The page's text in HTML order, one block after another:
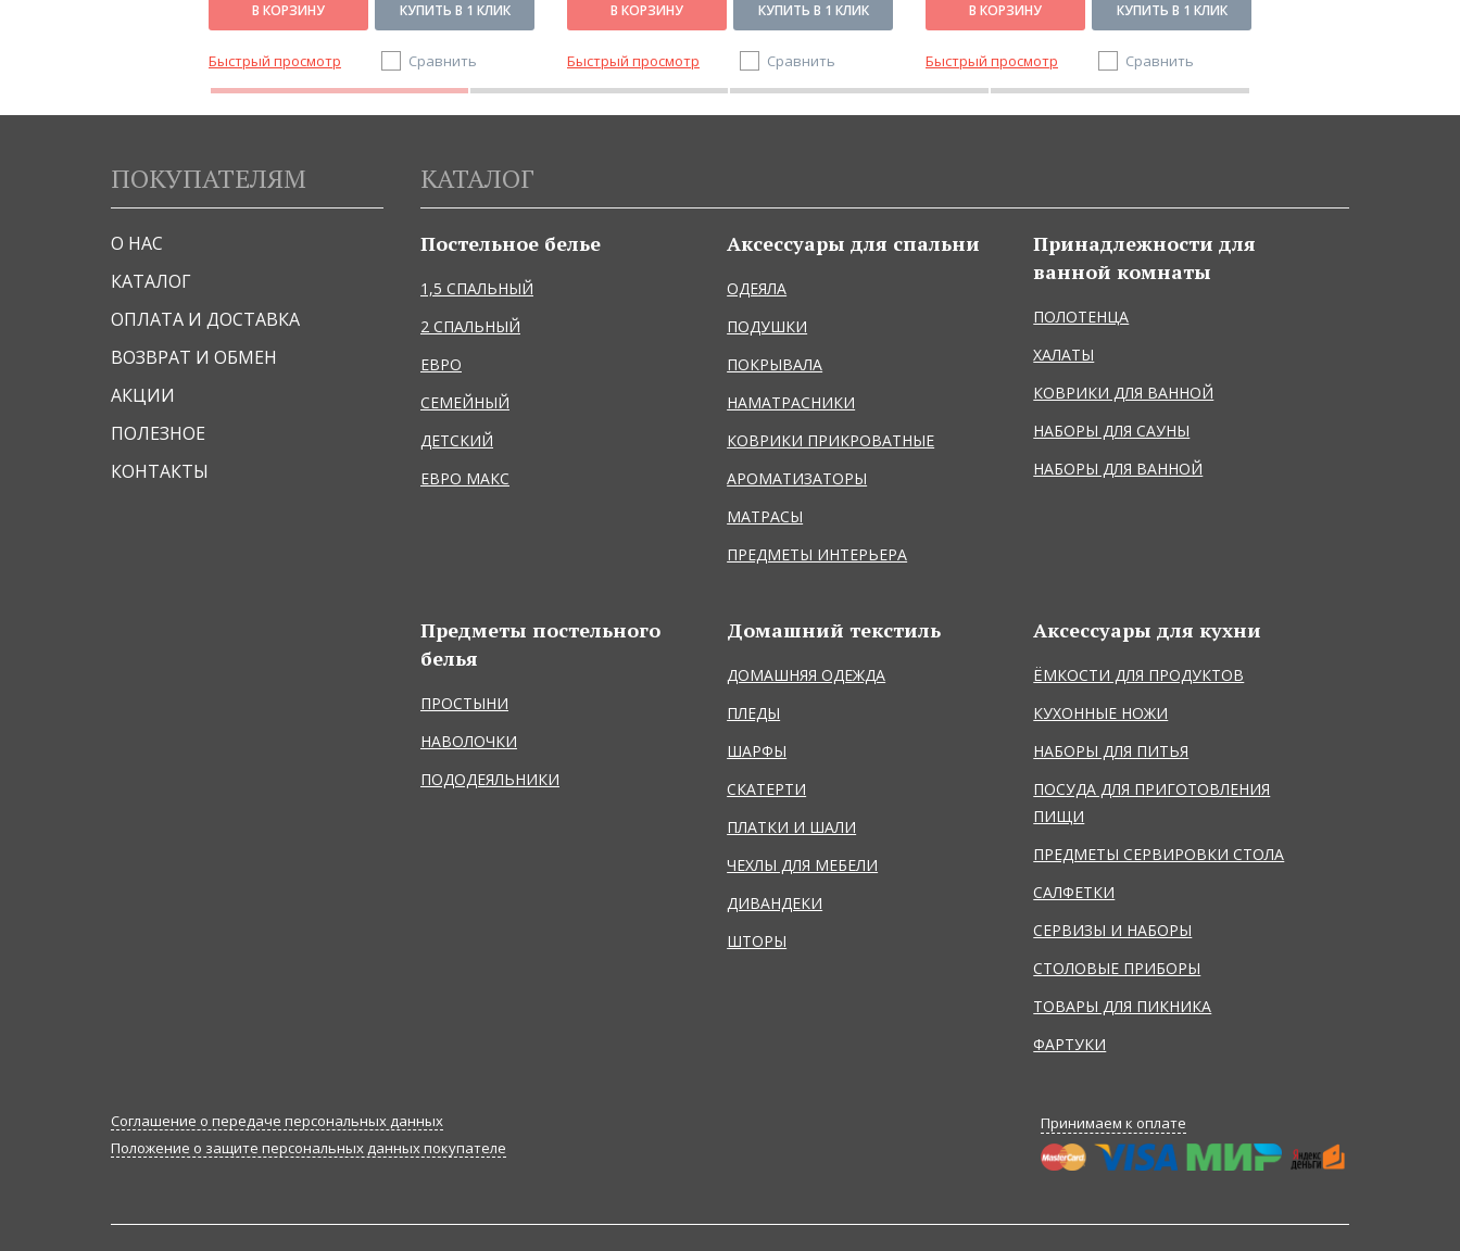
В КОРЗИНУ КУПИТЬ В 1 КЛИК
Быстрый просмотр Сравнить
В КОРЗИНУ КУПИТЬ В 1 КЛИК
Быстрый просмотр Сравнить
В КОРЗИНУ КУПИТЬ В 1 КЛИК
Быстрый просмотр Сравнить
ПОКУПАТЕЛЯМ
О НАС
КАТАЛОГ
ОПЛАТА И ДОСТАВКА
ВОЗВРАТ И ОБМЕН
АКЦИИ
ПОЛЕЗНОЕ
КОНТАКТЫ
КАТАЛОГ
Постельное белье
1,5 СПАЛЬНЫЙ
2 СПАЛЬНЫЙ
ЕВРО
СЕМЕЙНЫЙ
ДЕТСКИЙ
ЕВРО МАКС
Аксессуары для спальни
ОДЕЯЛА
ПОДУШКИ
ПОКРЫВАЛА
НАМАТРАСНИКИ
КОВРИКИ ПРИКРОВАТНЫЕ
АРОМАТИЗАТОРЫ
МАТРАСЫ
ПРЕДМЕТЫ ИНТЕРЬЕРА
Принадлежности для
ванной комнаты
ПОЛОТЕНЦА
ХАЛАТЫ
КОВРИКИ ДЛЯ ВАННОЙ
НАБОРЫ ДЛЯ САУНЫ
НАБОРЫ ДЛЯ ВАННОЙ
Предметы постельного
белья
ПРОСТЫНИ
НАВОЛОЧКИ
ПОДОДЕЯЛЬНИКИ
Домашний текстиль
ДОМАШНЯЯ ОДЕЖДА
ПЛЕДЫ
ШАРФЫ
СКАТЕРТИ
ПЛАТКИ И ШАЛИ
ЧЕХЛЫ ДЛЯ МЕБЕЛИ
ДИВАНДЕКИ
ШТОРЫ
Аксессуары для кухни
ЁМКОСТИ ДЛЯ ПРОДУКТОВ
КУХОННЫЕ НОЖИ
НАБОРЫ ДЛЯ ПИТЬЯ
ПОСУДА ДЛЯ ПРИГОТОВЛЕНИЯ
ПИЩИ
ПРЕДМЕТЫ СЕРВИРОВКИ СТОЛА
САЛФЕТКИ
СЕРВИЗЫ И НАБОРЫ
СТОЛОВЫЕ ПРИБОРЫ
ТОВАРЫ ДЛЯ ПИКНИКА
ФАРТУКИ
Соглашение о передаче персональных данных
Положение о защите персональных данных покупателе
Принимаем к оплате